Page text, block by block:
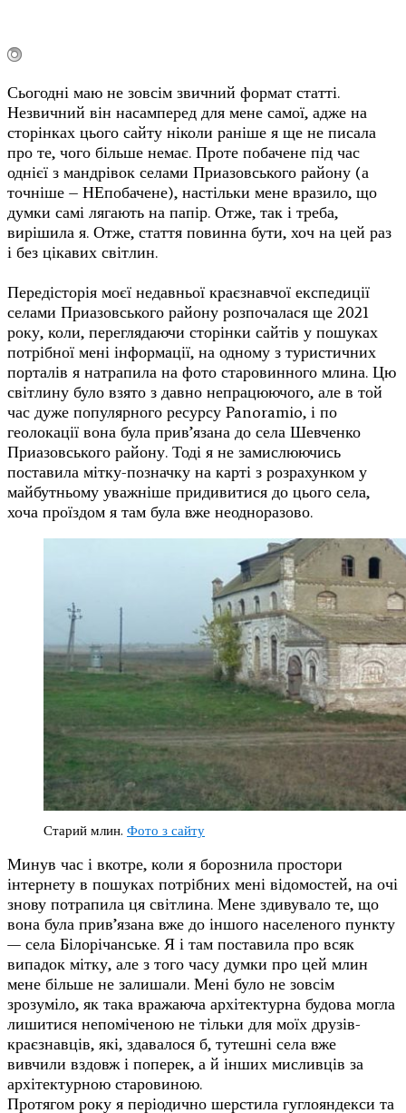
Сьогодні маю не зовсім звичний формат статті.
Незвичний він насамперед для мене самої, адже на
сторінках цього сайту ніколи раніше я ще не писала
про те, чого більше немає. Проте побачене під час
однієї з мандрівок селами Приазовського району (а
точніше – НЕпобачене), настільки мене вразило, що
думки самі лягають на папір. Отже, так і треба,
вирішила я. Отже, стаття повинна бути, хоч на цей раз
і без цікавих світлин.
Передісторія моєї недавньої краєзнавчої експедиції
селами Приазовського району розпочалася ще 2021
року, коли, переглядаючи сторінки сайтів у пошуках
потрібної мені інформації, на одному з туристичних
порталів я натрапила на фото старовинного млина. Цю
світлину було взято з давно непрацюючого, але в той
час дуже популярного ресурсу Panoramio, і по
геолокації вона була прив’язана до села Шевченко
Приазовського району. Тоді я не замислюючись
поставила мітку-позначку на карті з розрахунком у
майбутньому уважніше придивитися до цього села,
хоча проїздом я там була вже неодноразово.
Старий млин. Фото з сайту
Минув час і вкотре, коли я борознила простори
інтернету в пошуках потрібних мені відомостей, на очі
знову потрапила ця світлина. Мене здивувало те, що
вона була прив’язана вже до іншого населеного пункту
— села Білорічанське. Я і там поставила про всяк
випадок мітку, але з того часу думки про цей млин
мене більше не залишали. Мені було не зовсім
зрозуміло, як така вражаюча архітектурна будова могла
лишитися непоміченою не тільки для моїх друзів-
краєзнавців, які, здавалося б, тутешні села вже
вивчили вздовж і поперек, а й інших мисливців за
архітектурною старовиною.
Протягом року я періодично шерстила гуглояндекси та